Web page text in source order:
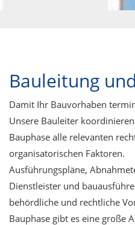
Bauleitung
Damit Ihr Bauvorhaben
Unsere Bauleiter
Bauphase alle relevanten
organisatorischen Faktoren.
Ausführungspläne,
Dienstleister und
behördliche und rechtliche
Bauphase gibt es eine große